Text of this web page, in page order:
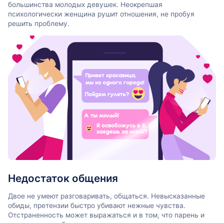
большинства молодых девушек. Неокрепшая
психологически женщина рушит отношения, не пробуя
решить проблему.
Недостаток общения
Двое не умеют разговаривать, общаться. Невысказанные
обиды, претензии быстро убивают нежные чувства.
Отстраненность может выражаться и в том, что парень и